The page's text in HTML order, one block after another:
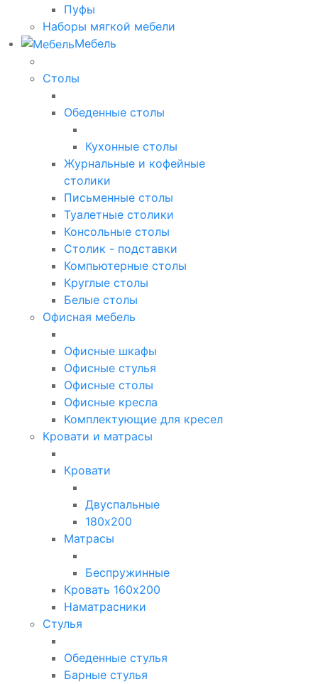
Пуфы
Наборы мягкой мебели
Мебель
Столы
Обеденные столы
Кухонные столы
Журнальные и кофейные
столики
Письменные столы
Туалетные столики
Консольные столы
Столик - подставки
Компьютерные столы
Круглые столы
Белые столы
Офисная мебель
Офисные шкафы
Офисные стулья
Офисные столы
Офисные кресла
Комплектующие для кресел
Кровати и матрасы
Кровати
Двуспальные
180х200
Матрасы
Беспружинные
Кровать 160х200
Наматрасники
Стулья
Обеденные стулья
Барные стулья